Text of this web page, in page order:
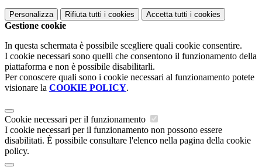
Personalizza Rifiuta tutti i cookies Accetta tutti i cookies
Gestione cookie
In questa schermata è possibile scegliere quali cookie consentire.
I cookie necessari sono quelli che consentono il funzionamento della
piattaforma e non è possibile disabilitarli.
Per conoscere quali sono i cookie necessari al funzionamento potete
visionare la COOKIE POLICY.
Cookie necessari per il funzionamento
I cookie necessari per il funzionamento non possono essere
disabilitati. È possibile consultare l'elenco nella pagina della cookie
policy.